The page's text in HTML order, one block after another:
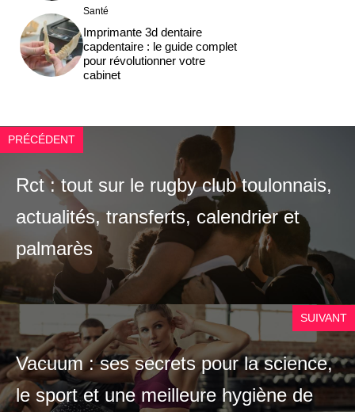
Santé
Imprimante 3d dentaire
capdentaire : le guide complet
pour révolutionner votre
cabinet
PRÉCÉDENT
Rct : tout sur le rugby club toulonnais,
actualités, transferts, calendrier et
palmarès
SUIVANT
Vacuum : ses secrets pour la science,
le sport et une meilleure hygiène de